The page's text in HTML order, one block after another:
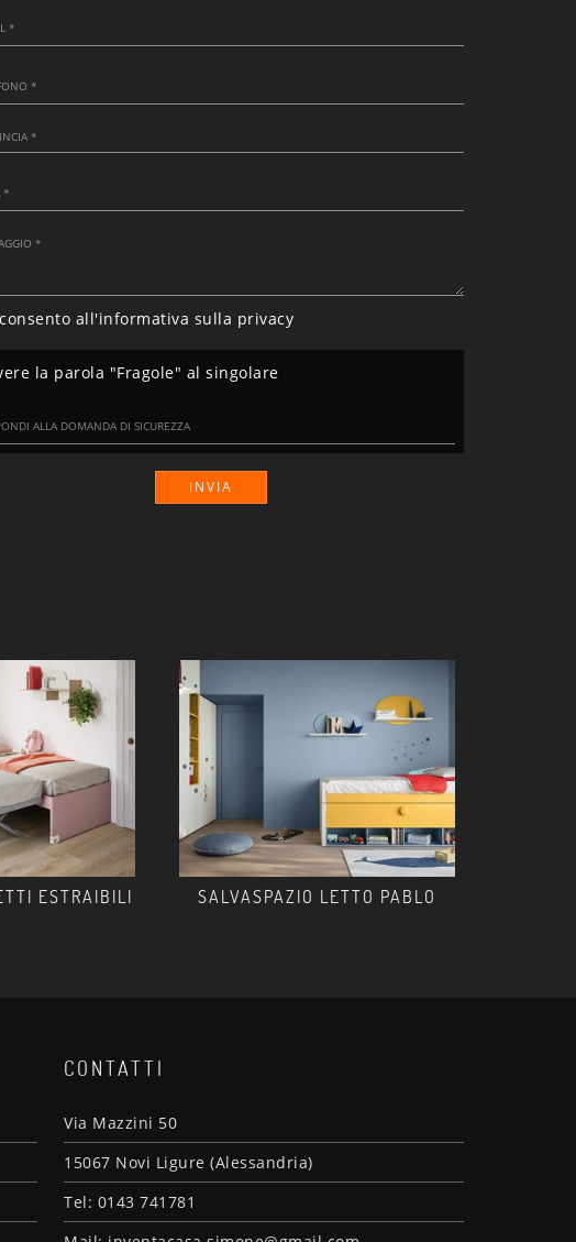
all'informativa sulla privacy
la parola "Fragole" al singolare
INVIA
ESTRAIBILI SALVASPAZIO LETTO PABLO
CONTATTI
Via Mazzini 50
15067 Novi Ligure (Alessandria)
Tel: 0143 741781